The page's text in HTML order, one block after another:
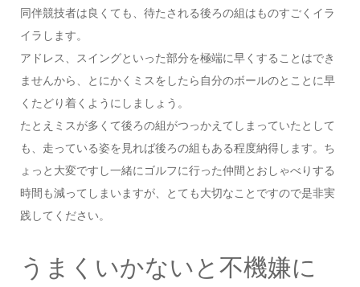
同伴競技者は良くても、待たされる後ろの組はものすごくイラ
イラします。
アドレス、スイングといった部分を極端に早くすることはでき
ませんから、とにかくミスをしたら自分のボールのとことに早
くたどり着くようにしましょう。
たとえミスが多くて後ろの組がつっかえてしまっていたとして
も、走っている姿を見れば後ろの組もある程度納得します。ち
ょっと大変ですし一緒にゴルフに行った仲間とおしゃべりする
時間も減ってしまいますが、とても大切なことですので是非実
践してください。
うまくいかないと不機嫌に